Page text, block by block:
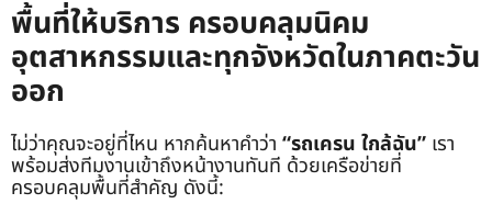
พื้นที่ให้บริการ ครอบคลุมนิคม
อุตสาหกรรมและทุกจังหวัดในภาคตะวัน
ออก
ไม่ว่าคุณจะอยู่ที่ไหน หากค้นหาคำว่า “รถเครน ใกล้ฉัน” เรา
พร้อมส่งทีมงานเข้าถึงหน้างานทันที ด้วยเครือข่ายที่
ครอบคลุมพื้นที่สำคัญ ดังนี้: